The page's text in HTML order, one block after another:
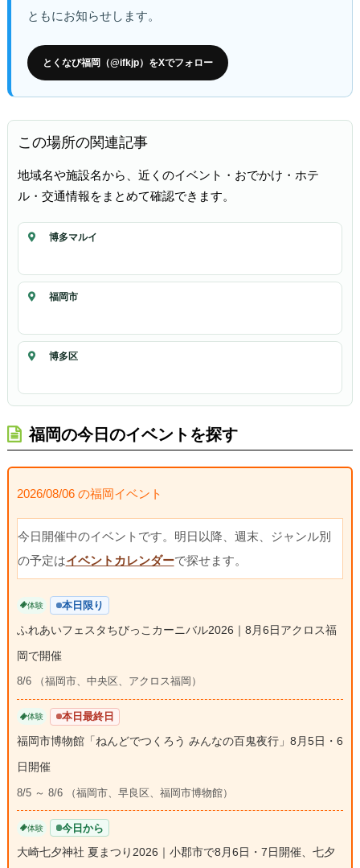
ともにお知らせします。
とくなび福岡（@ifkjp）をXでフォロー
この場所の関連記事
地域名や施設名から、近くのイベント・おでかけ・ホテ
ル・交通情報をまとめて確認できます。
博多マルイ
福岡市
博多区
福岡の今日のイベントを探す
2026/08/06 の福岡イベント
今日開催中のイベントです。明日以降、週末、ジャンル別
の予定はイベントカレンダーで探せます。
体験 本日限り
ふれあいフェスタちびっこカーニバル2026｜8月6日アクロス福
岡で開催
8/6 （福岡市、中央区、アクロス福岡）
体験 本日最終日
福岡市博物館「ねんどでつくろう みんなの百鬼夜行」8月5日・6
日開催
8/5 ～ 8/6 （福岡市、早良区、福岡市博物館）
体験 今日から
大崎七夕神社 夏まつり2026｜小郡市で8月6日・7日開催、七夕